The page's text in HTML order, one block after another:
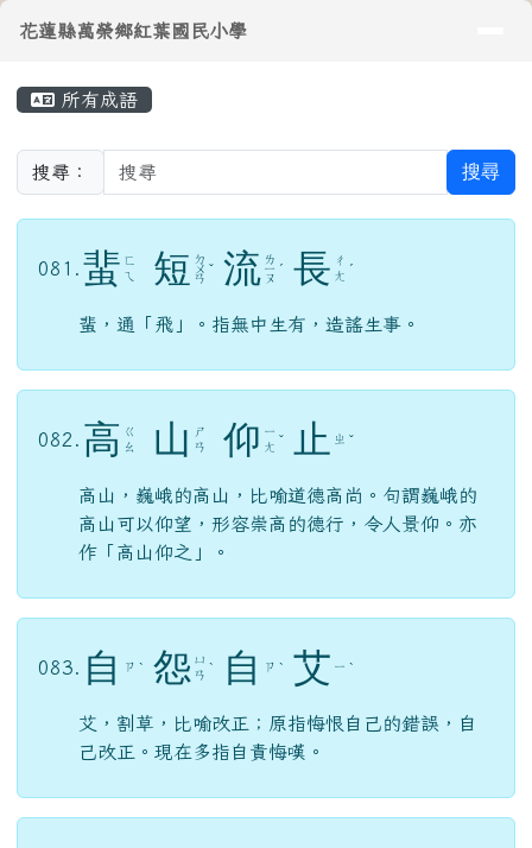
花蓮縣萬榮鄉紅葉國民小學
導覽列
花蓮縣萬榮鄉紅葉國民小學
所有成語
搜尋： 搜尋
081. 蜚 ㄈ
ㄟ
短 ㄉ
ㄨ
ㄢ
ˇ 流 ㄌ
ㄧ
ㄡ
ˊ 長 ㄔ
ㄤ ˊ
蜚，通「飛」。指無中生有，造謠生事。
082. 高 ㄍ
ㄠ
山
ㄕ
ㄢ
仰 ㄧ
ㄤ ˇ 止 ㄓ ˇ
高山，巍峨的高山，比喻道德高尚。句謂巍峨的
高山可以仰望，形容崇高的德行，令人景仰。亦
作「高山仰之」。
083. 自 ㄗ ˋ 怨 ㄩ
ㄢ ˋ 自 ㄗ ˋ 艾 ㄧ ˋ
艾，割草，比喻改正；原指悔恨自己的錯誤，自
己改正。現在多指自責悔嘆。